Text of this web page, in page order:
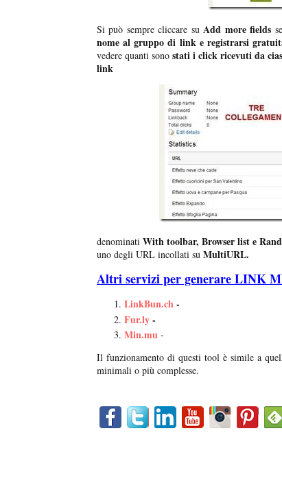
Si può sempre cliccare suAdd more fields
nome al gruppo di link e registrarsi
vedere quanti sono stati i click ricevuti da
link
denominati With toolbar, Browser list e
uno degli URL incollati su MultiURL.
Altri servizi per generare LINK
LinkBun.ch-
Fur.ly-
Min.mu -
Il funzionamento di questi tool è simile a
minimali o più complesse.